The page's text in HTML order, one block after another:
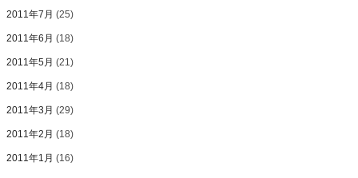
2011年7月 (25)
2011年6月 (18)
2011年5月 (21)
2011年4月 (18)
2011年3月 (29)
2011年2月 (18)
2011年1月 (16)